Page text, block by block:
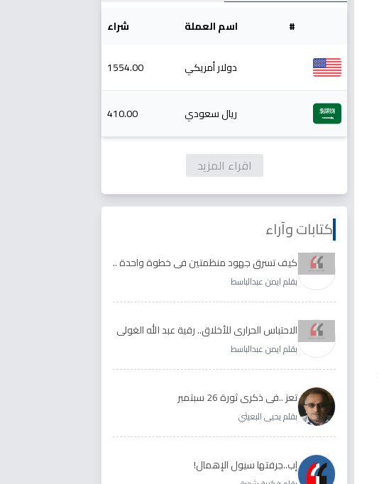
# اسم العملة شراء
دولار أمريكي 1554.00
ريال سعودي 410.00
اقراء المزيد
كتابات وآراء
كيف تسرق جهود منظمتين في خطوة واحدة ..
الأجابة لدى رقية عبد الله الغولي وغدير طيره
بقلم ايمن عبدالباسط
الاحتباس الحراري للأخلاق.. رقية عبد الله الغولي
وغدير طيره نموذجا
بقلم ايمن عبدالباسط
تعز ..في ذكرى ثورة 26 سبتمبر
بقلم يحيى البعيثي
إب..جرفتها سيول الإهمال!